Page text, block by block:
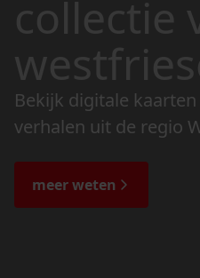
collectie
Bekijk digitale
verhalen uit de regio
de bijzondere verhalen.
meer weten